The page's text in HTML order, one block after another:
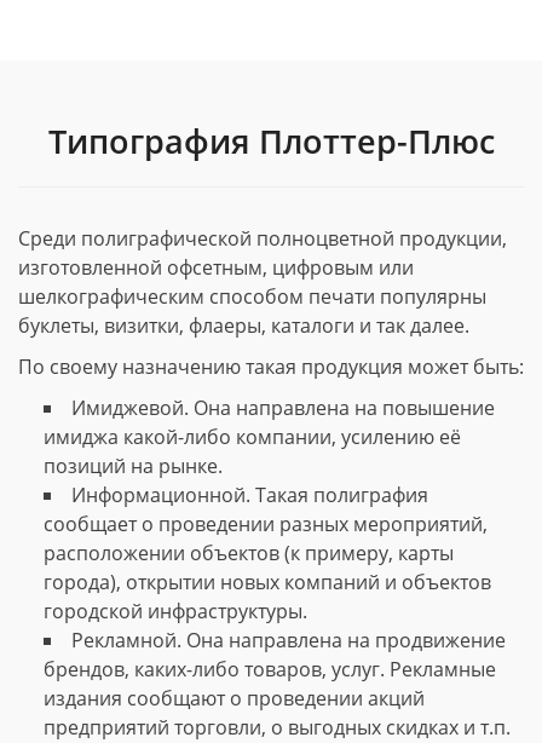
Типография Плоттер-Плюс
Среди полиграфической полноцветной продукции,
изготовленной офсетным, цифровым или
шелкографическим способом печати популярны
буклеты, визитки, флаеры, каталоги и так далее.
По своему назначению такая продукция может быть:
Имиджевой. Она направлена на повышение
имиджа какой-либо компании, усилению её
позиций на рынке.
Информационной. Такая полиграфия
сообщает о проведении разных мероприятий,
расположении объектов (к примеру, карты
города), открытии новых компаний и объектов
городской инфраструктуры.
Рекламной. Она направлена на продвижение
брендов, каких-либо товаров, услуг. Рекламные
издания сообщают о проведении акций
предприятий торговли, о выгодных скидках и т.п.